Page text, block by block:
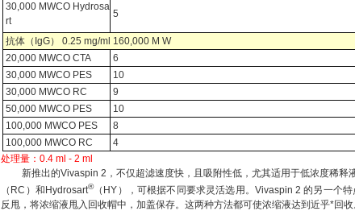
30,000 MWCO Hydrosa
rt
5
抗体（IgG） 0.25 mg/ml 160,000 M W
20,000 MWCO CTA
6
30,000 MWCO PES
10
30,000 MWCO RC
9
50,000 MWCO PES
10
100,000 MWCO PES
8
100,000 MWCO RC
4
处理量：0.4 ml - 2 ml
新推出的Vivaspin 2，不仅超滤速度快，且吸附性低，尤其适用于低浓度稀
（RC）和Hydrosart®（HY），可根据不同要求灵活选用。Vivaspin 2 的另一个
反甩，将浓缩液甩入回收帽中，加盖保存。这两种方法都可使浓缩液达到近乎*回收